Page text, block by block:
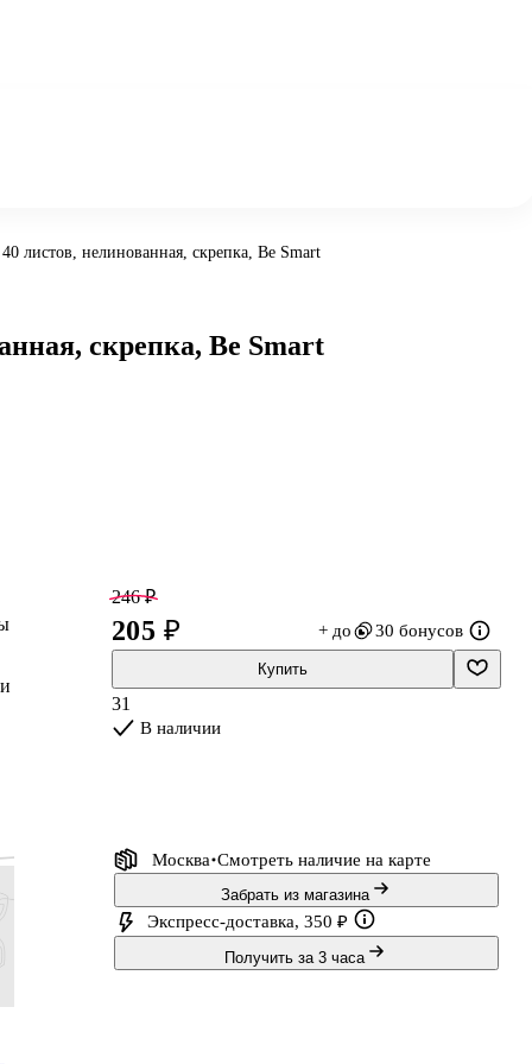
листов, нелинованная, скрепка, Be Smart
скрепка, Be Smart
246 ₽
205 ₽ + до 30 бонусов
Купить
31
В наличии
Москва Смотреть наличие на карте
Забрать из магазина
Экспресс-доставка, 350 ₽
Получить за 3 часа